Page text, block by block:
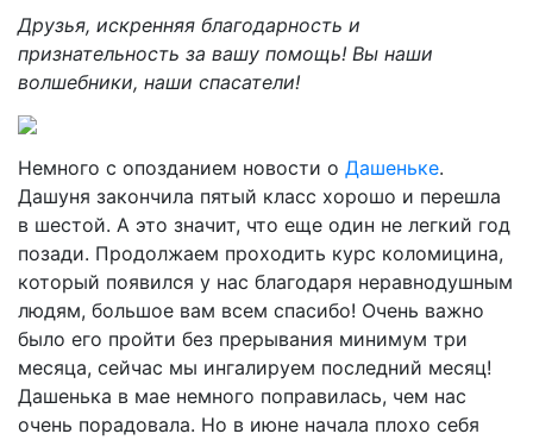
Друзья, искренняя благодарность и
признательность за вашу помощь! Вы наши
волшебники, наши спасатели!
Немного с опозданием новости о Дашеньке.
Дашуня закончила пятый класс хорошо и перешла
в шестой. А это значит, что еще один не легкий год
позади. Продолжаем проходить курс коломицина,
который появился у нас благодаря неравнодушным
людям, большое вам всем спасибо! Очень важно
было его пройти без прерывания минимум три
месяца, сейчас мы ингалируем последний месяц!
Дашенька в мае немного поправилась, чем нас
очень порадовала. Но в июне начала плохо себя